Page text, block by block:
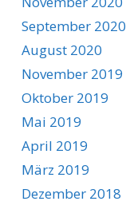
September 2020
August 2020
November 2019
Oktober 2019
Mai 2019
April 2019
März 2019
Dezember 2018